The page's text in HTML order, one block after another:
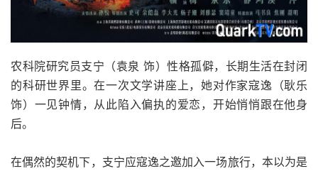
农科院研究员支宁（袁泉 饰）性格孤僻，长期生活在封闭
的科研世界里。在一次文学讲座上，她对作家寇逸（耿乐
饰）一见钟情，从此陷入偏执的爱恋，开始悄悄跟在他身
后。
在偶然的契机下，支宁应寇逸之邀加入一场旅行，本以为是